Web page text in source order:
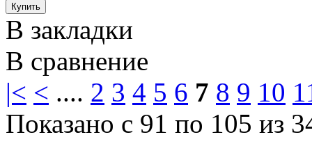
В закладки
В сравнение
|< < .... 2 3 4 5 6 7 8 9 10
Показано с 91 по 105 из